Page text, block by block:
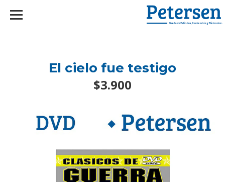
El cielo fue testigo
$3.900